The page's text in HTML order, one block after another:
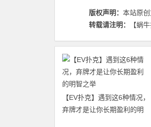
版权声明： 本站原
转载请注明：
【蜗
【EV扑克】遇到这6种情况，
弃牌才是让你长期盈利的明